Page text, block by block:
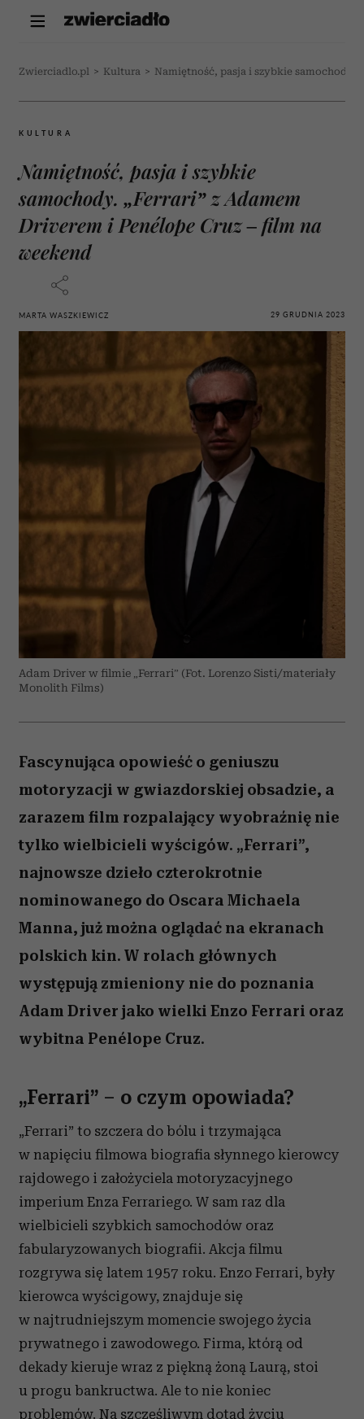
Zwierciadlo.pl > Kultura > Namiętność, pasja i szybkie samochody.
KULTURA
Namiętność, pasja i szybkie
samochody. „Ferrari” z Adamem
Driverem i Penélope Cruz – film na
weekend
MARTA WASZKIEWICZ 29 GRUDNIA 2023
Adam Driver w filmie „Ferrari” (Fot. Lorenzo Sisti/materiały
Monolith Films)
Fascynująca opowieść o geniuszu
motoryzacji w gwiazdorskiej obsadzie, a
zarazem film rozpalający wyobraźnię nie
tylko wielbicieli wyścigów. „Ferrari”,
najnowsze dzieło czterokrotnie
nominowanego do Oscara Michaela
Manna, już można oglądać na ekranach
polskich kin. W rolach głównych
występują zmieniony nie do poznania
Adam Driver jako wielki Enzo Ferrari oraz
wybitna Penélope Cruz.
„Ferrari” – o czym opowiada?
„Ferrari” to szczera do bólu i trzymająca
w napięciu filmowa biografia słynnego kierowcy
rajdowego i założyciela motoryzacyjnego
imperium Enza Ferrariego. W sam raz dla
wielbicieli szybkich samochodów oraz
fabularyzowanych biografii. Akcja filmu
rozgrywa się latem 1957 roku. Enzo Ferrari, były
kierowca wyścigowy, znajduje się
w najtrudniejszym momencie swojego życia
prywatnego i zawodowego. Firma, którą od
dekady kieruje wraz z piękną żoną Laurą, stoi
u progu bankructwa. Ale to nie koniec
problemów. Na szczęśliwym dotąd życiu